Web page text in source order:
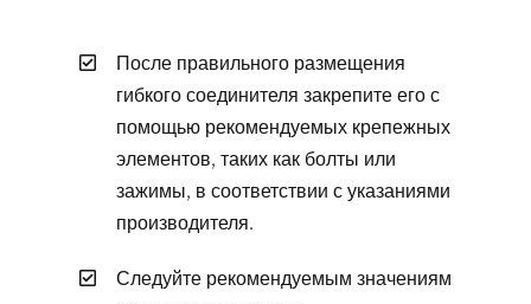
После правильного размещения
гибкого соединителя закрепите его с
помощью рекомендуемых крепежных
элементов, таких как болты или
зажимы, в соответствии с указаниями
производителя.
Следуйте рекомендуемым значениям